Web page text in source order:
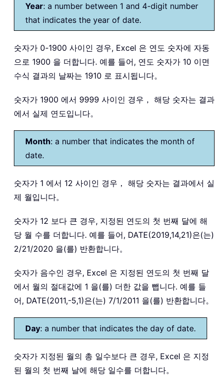
Year: a number between 1 and 4-digit number
that indicates the year of date.
숫자가 0-1900 사이인 경우, Excel 은 연도 숫자에 자동
으로 1900 을 더합니다. 예를 들어, 연도 숫자가 10 이면
수식 결과의 날짜는 1910 로 표시됩니다。
숫자가 1900 에서 9999 사이인 경우， 해당 숫자는 결과
에서 실제 연도입니다。
Month: a number that indicates the month of
date.
숫자가 1 에서 12 사이인 경우， 해당 숫자는 결과에서 실
제 월입니다。
숫자가 12 보다 큰 경우, 지정된 연도의 첫 번째 달에 해
당 월 수를 더합니다. 예를 들어, DATE(2019,14,21)은(는)
2/21/2020 을(를) 반환합니다。
숫자가 음수인 경우, Excel 은 지정된 연도의 첫 번째 달
에서 월의 절대값에 1 을(를) 더한 값을 뺍니다. 예를 들
어, DATE(2011,-5,1)은(는) 7/1/2011 을(를) 반환합니다。
Day: a number that indicates the day of date.
숫자가 지정된 월의 총 일수보다 큰 경우, Excel 은 지정
된 월의 첫 번째 날에 해당 일수를 더합니다。